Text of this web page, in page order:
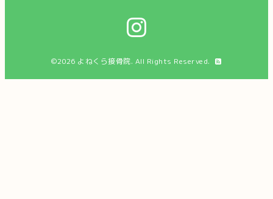
©2026 よねくら接骨院. All Rights Reserved.